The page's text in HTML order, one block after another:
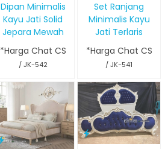
Dipan Minimalis
Kayu Jati Solid
Jepara Mewah
*Harga Chat CS
/ JK-542
Set Ranjang
Minimalis Kayu
Jati Terlaris
*Harga Chat CS
/ JK-541